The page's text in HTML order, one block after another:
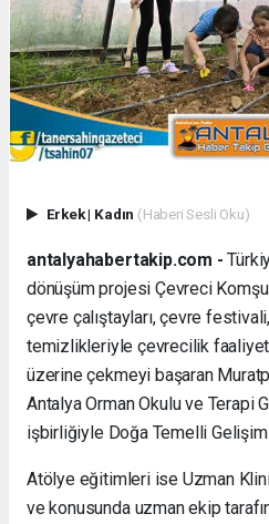
Erkek| Kadın (Haberi Sesli Oku)
antalyahabertakip.com -
dönüşüm projesi Çevreci
çevre çalıştayları, çevre
temizlikleriyle çevrecilik
üzerine çekmeyi başaran
Antalya Orman Okulu ve Terapi
işbirliğiyle Doğa Temelli
Atölye eğitimleri ise Uzman
ve konusunda uzman ekip